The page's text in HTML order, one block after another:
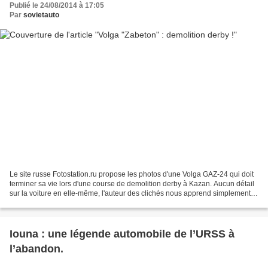
Publié le 24/08/2014 à 17:05
Par sovietauto
Le site russe Fotostation.ru propose les photos d'une Volga GAZ-24 qui doit
terminer sa vie lors d'une course de demolition derby à Kazan. Aucun détail
sur la voiture en elle-même, l'auteur des clichés nous apprend simplement
Iouna : une légende automobile de l’URSS à
l’abandon.